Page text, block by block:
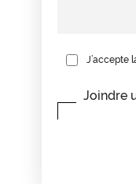
J’accepte
Joindre